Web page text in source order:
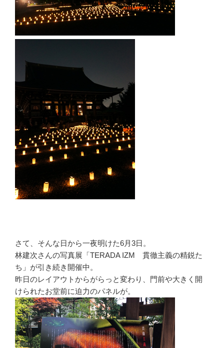
さて、そんな日から一夜明けた6月3日。
林建次さんの写真展「TERADA IZM 貫徹主義の精鋭た
ち」が引き続き開催中。
昨日のレイアウトからがらっと変わり、門前や大きく開
けられたお堂前に迫力のパネルが。